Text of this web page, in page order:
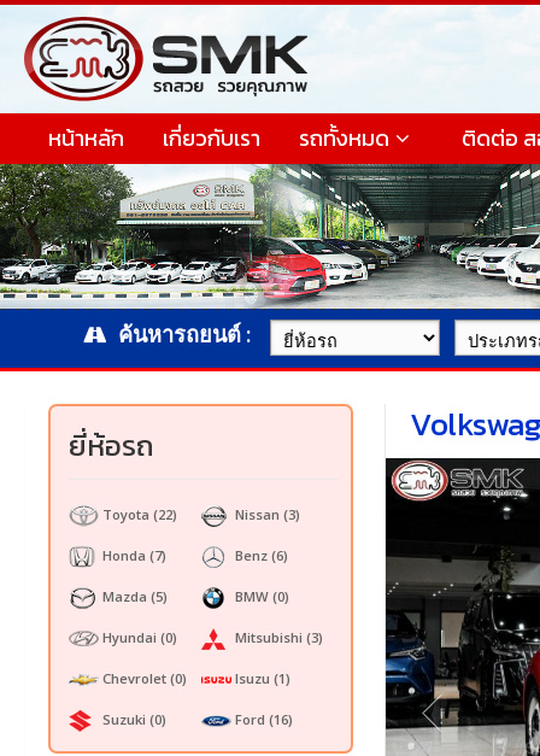
หน้าหลัก เกี่ยวกับเรา รถทั้งหมด ติดต่อ
ค้นหารถยนต์ :
ยี่ห้อรถ
Toyota (22)
Honda (7)
Mazda (5)
Hyundai (0)
Chevrolet (0)
Suzuki (0)
Nissan (3)
Benz (6)
BMW (0)
Mitsubishi (3)
Isuzu (1)
Ford (16)